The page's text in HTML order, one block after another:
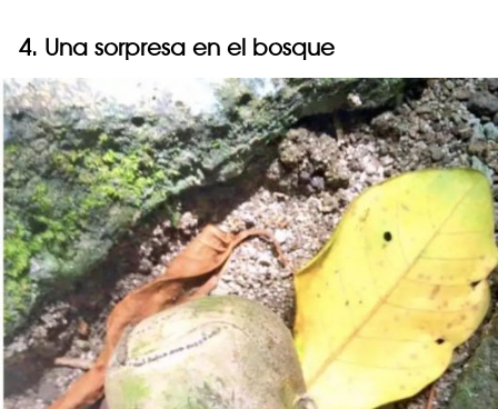
4. Una sorpresa en el bosque